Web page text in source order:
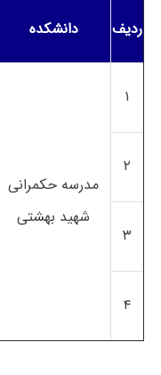
ردیف دانشکده
۱
مدرسه حکمرانی
شهید بهشتی
۲
۳
۴